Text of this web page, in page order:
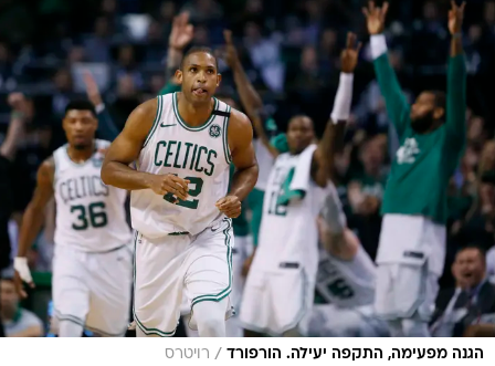
הגנה מפעימה, התקפה יעילה. הורפורד / רויטרס